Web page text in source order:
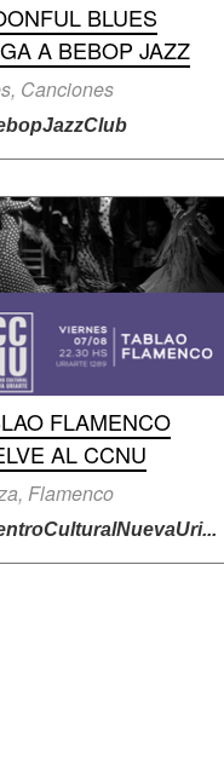
BLUES
A BEBOP JAZZ
Canciones
FLAMENCO
AL CCNU
Flamenco